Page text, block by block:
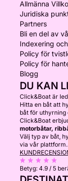
Allmänna
Juridiska
Partners
Bli en del av
Indexering
Policy för
Policy för
Blogg
DU KAN
Click&Boat är
Hitta en båt att
båt för uthyrning
Click&Boat
motorbåtar,
Välj typ av båt,
via vår plattform.
Betyg: 4.9 / 5